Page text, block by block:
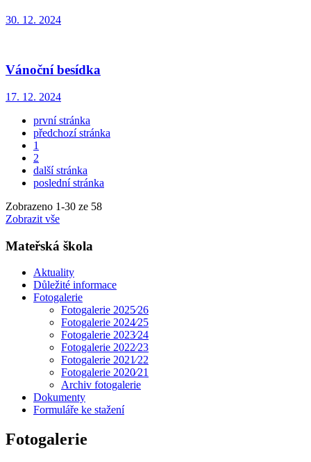
30. 12. 2024
Vánoční besídka
17. 12. 2024
první stránka
předchozí stránka
1
2
další stránka
poslední stránka
Zobrazeno 1-30 ze 58
Zobrazit vše
Mateřská škola
Aktuality
Důležité informace
Fotogalerie
Fotogalerie 2025⁄26
Fotogalerie 2024⁄25
Fotogalerie 2023⁄24
Fotogalerie 2022⁄23
Fotogalerie 2021⁄22
Fotogalerie 2020⁄21
Archiv fotogalerie
Dokumenty
Formuláře ke stažení
Fotogalerie